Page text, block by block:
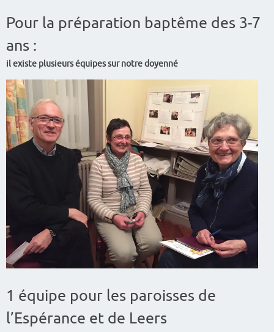
Pour la préparation baptême des 3-7
ans :
il existe plusieurs équipes sur notre doyenné
1 équipe pour les paroisses de
l’Espérance et de Leers